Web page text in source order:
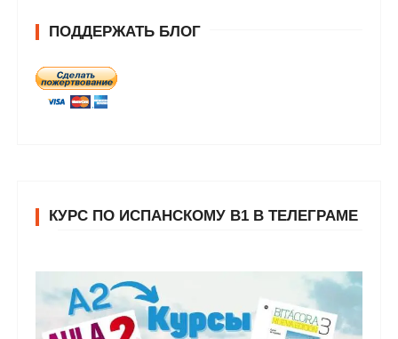
ПОДДЕРЖАТЬ БЛОГ
КУРС ПО ИСПАНСКОМУ В1 В ТЕЛЕГРАМЕ